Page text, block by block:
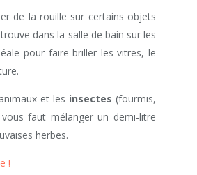
de la rouille sur certains objets
dans la salle de bain sur les
pour faire briller les vitres, le
et les insectes (fourmis,
faut mélanger un demi-litre
herbes.
!